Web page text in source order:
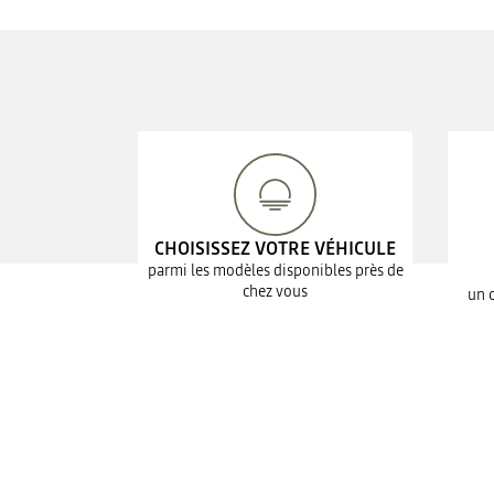
CHOISISSEZ VOTRE VÉHICULE
parmi les modèles disponibles près de
chez vous
un